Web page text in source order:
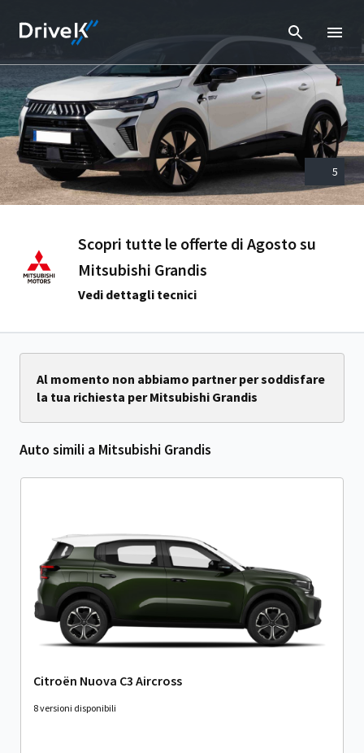
5
Scopri tutte le offerte di Agosto su
Mitsubishi Grandis
Vedi dettagli tecnici
Al momento non abbiamo partner per soddisfare
la tua richiesta per Mitsubishi Grandis
Auto simili a Mitsubishi Grandis
Citroën Nuova C3 Aircross
8 versioni disponibili